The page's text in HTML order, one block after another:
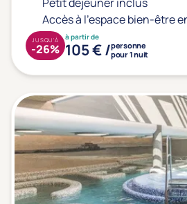
Accès à l'espace bien-être
à partir de
105 € /personne
pour 1 nuit
JUSQU'À
-26%